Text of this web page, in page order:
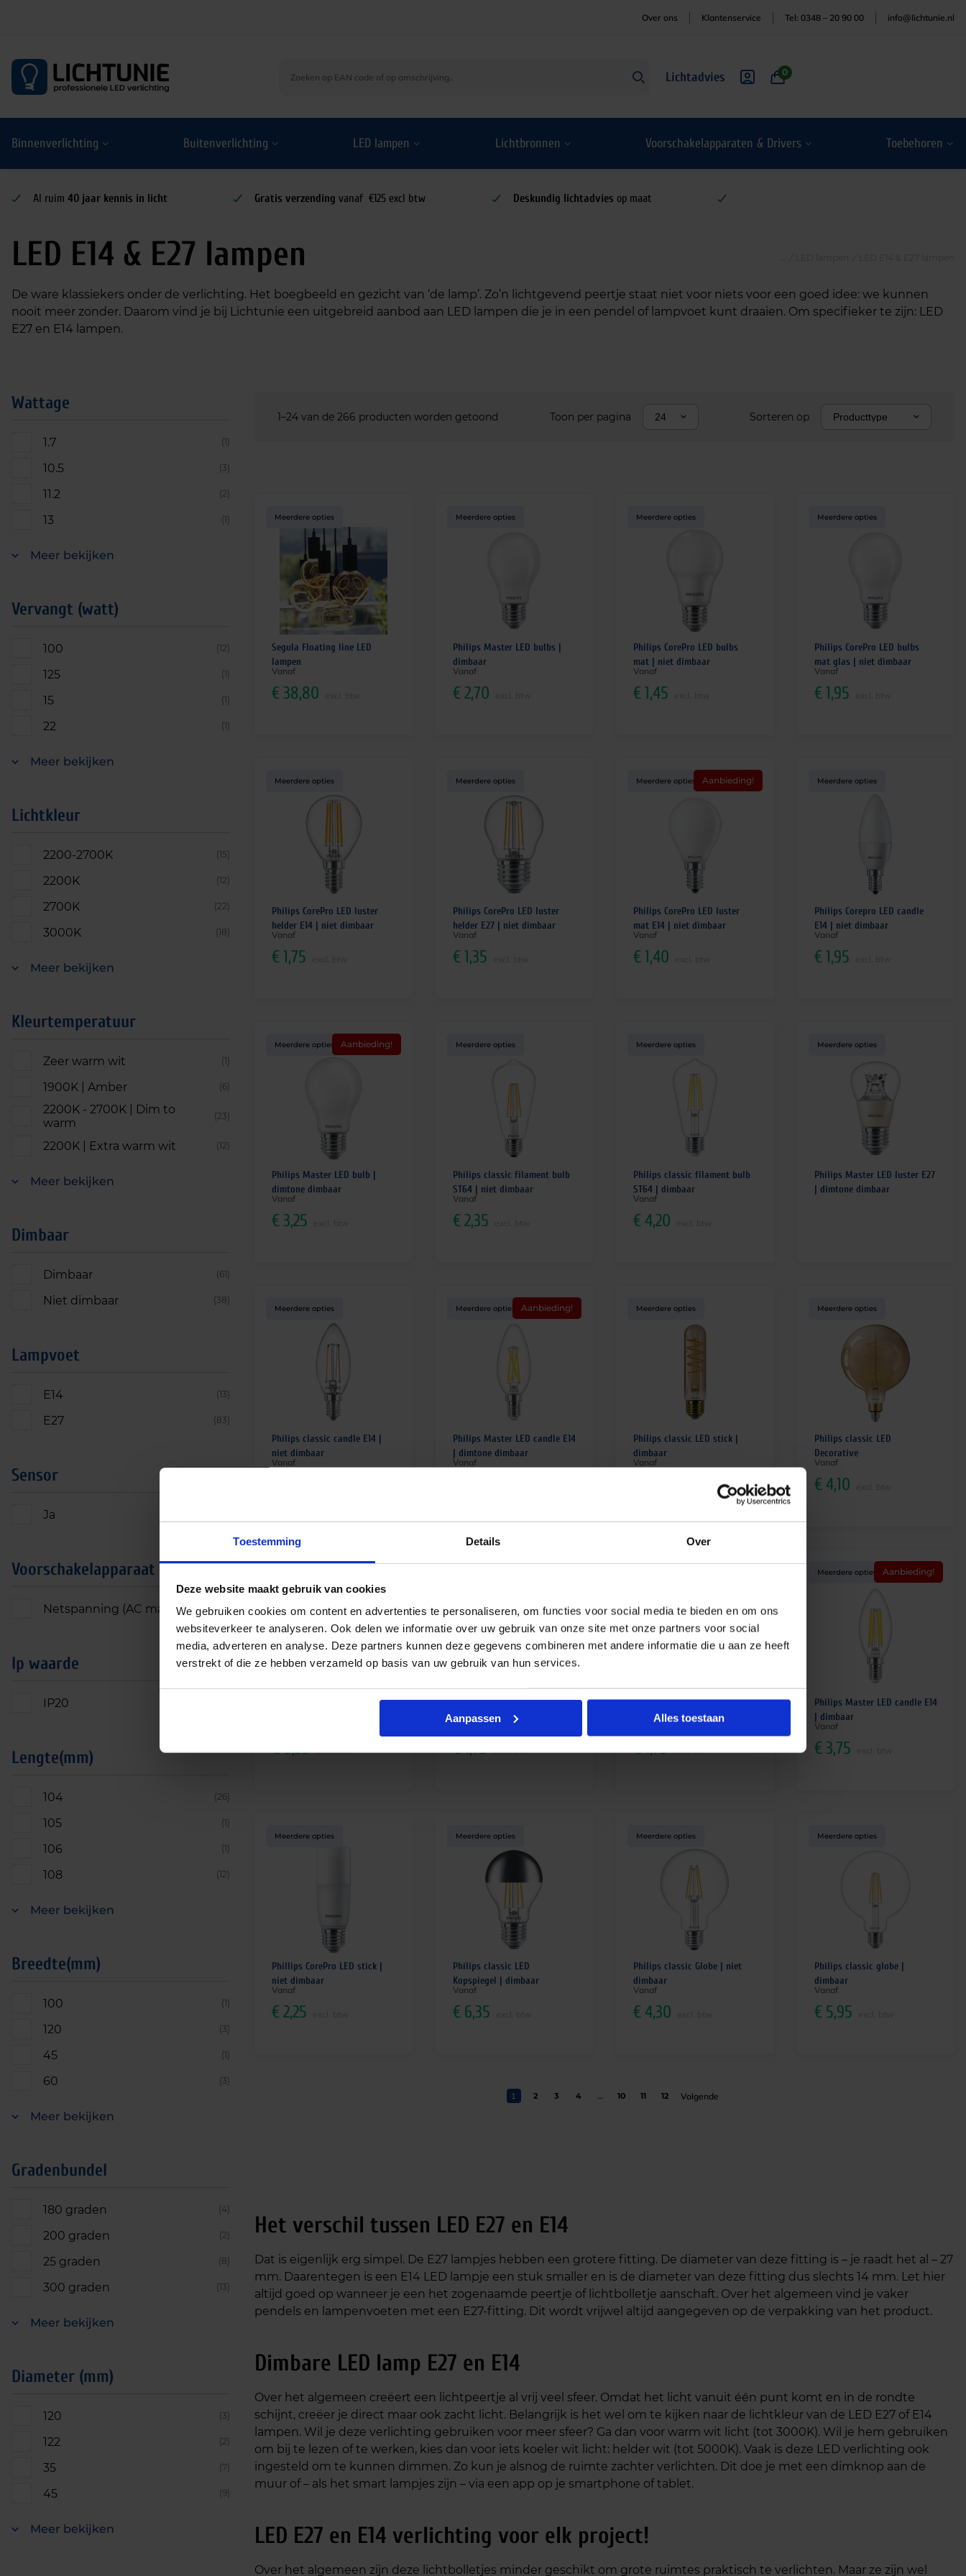
Toestemming Details Over
Deze website maakt gebruik van cookies
We gebruiken cookies om content en advertenties te personaliseren, om functies voor social media te bieden en om ons
websiteverkeer te analyseren. Ook delen we informatie over uw gebruik van onze site met onze partners voor social
media, adverteren en analyse. Deze partners kunnen deze gegevens combineren met andere informatie die u aan ze heeft
verstrekt of die ze hebben verzameld op basis van uw gebruik van hun services.
Aanpassen Alles toestaan
Over ons Klantenservice Tel: 0348 – 20 90 00 info@lichtunie.nl
Lichtadvies 0
Binnenverlichting Buitenverlichting LED lampen Lichtbronnen Voorschakelapparaten & Drivers Toebehoren
Al ruim 40 jaar kennis in licht Gratis verzending vanaf €125 excl btw Deskundig lichtadvies op maat
LED E14 & E27 lampen
De ware klassiekers onder de verlichting. Het boegbeeld en gezicht van ‘de lamp’. Zo’n lichtgevend peertje staat niet voor niets voor een goed idee: we kunnen
nooit meer zonder. Daarom vind je bij Lichtunie een uitgebreid aanbod aan LED lampen die je in een pendel of lampvoet kunt draaien. Om specifieker te zijn: LED
E27 en E14 lampen.
Wattage
1.7 (1)
10.5 (3)
11.2 (2)
13 (1)
Meer bekijken
Vervangt (watt)
100 (12)
125 (1)
15 (1)
22 (1)
Meer bekijken
Lichtkleur
2200-2700K (15)
2200K (12)
2700K (22)
3000K (18)
Meer bekijken
Kleurtemperatuur
Zeer warm wit (1)
1900K | Amber (6)
2200K - 2700K | Dim to
warm
(23)
2200K | Extra warm wit (12)
Meer bekijken
Dimbaar
Dimbaar (61)
Niet dimbaar (38)
Lampvoet
E14 (13)
E27 (83)
Sensor
Ja
Voorschakelapparaat
Netspanning (AC mains) (18)
Ip waarde
IP20
Lengte(mm)
104 (26)
105 (1)
106 (1)
108 (12)
Meer bekijken
Breedte(mm)
100 (1)
120 (3)
45 (1)
60 (3)
Meer bekijken
Gradenbundel
180 graden (4)
200 graden (2)
25 graden (8)
300 graden (13)
Meer bekijken
Diameter (mm)
120 (3)
122 (2)
35 (7)
45 (9)
Meer bekijken
1–24 van de 266 producten worden getoond Toon per pagina 24 Sorteren op Producttype
Meerdere opties
Segula Floating line LED
lampen
Vanaf
€38,80
Meerdere opties
Philips Master LED bulbs |
dimbaar
Vanaf
€ 2,70
Meerdere opties
Philips CorePro LED bulbs
mat | niet dimbaar
Vanaf
€1,45
Meerdere opties
Philips CorePro LED bulbs
mat glas | niet dimbaar
Vanaf
€ 1,95
Meerdere opties
Philips CorePro LED luster
helder E14 | niet dimbaar
Vanaf
€1,75
Meerdere opties
Philips CorePro LED luster
helder E27 | niet dimbaar
Vanaf
€ 1,35
Meerdere opties Aanbieding!
Philips CorePro LED luster
mat E14 | niet dimbaar
Vanaf
€1,40
Meerdere opties
Philips Corepro LED candle
E14 | niet dimbaar
Vanaf
€ 1,95
Meerdere opties Aanbieding!
Philips Master LED bulb |
dimtone dimbaar
Vanaf
€3,25
Meerdere opties
Philips classic filament bulb
ST64 | niet dimbaar
Vanaf
€ 2,35
Meerdere opties
Philips classic filament bulb
ST64 | dimbaar
Vanaf
€ 4,20
Meerdere opties
Philips Master LED luster E27
| dimtone dimbaar
Meerdere opties
Philips classic candle E14 |
niet dimbaar
Vanaf
Meerdere opties Aanbieding!
Philips Master LED candle E14
| dimtone dimbaar
Vanaf
Meerdere opties
Philips classic LED stick |
dimbaar
Vanaf
Meerdere opties
Philips classic LED
Decorative
Vanaf
€ 4,10
Philips Master LED spot PAR
€8,35 excl. btw
Philips CorePro LED bulbs
helder glas | niet dimbaar
Vanaf
€1,75 excl. btw
Philips classic filament luster
E14 | dimbaar
€1,75 excl. btw
Meerdere opties Aanbieding!
Philips Master LED candle E14
| dimbaar
Vanaf
€ 3,75
Meerdere opties
Phillips CorePro LED stick |
niet dimbaar
Vanaf
€2,25
Meerdere opties
Philips classic LED
Kopspiegel | dimbaar
Vanaf
€ 6,35
Meerdere opties
Philips classic Globe | niet
dimbaar
Vanaf
€ 4,30
Meerdere opties
Philips classic globe |
dimbaar
Vanaf
€ 5,95
1 2 3 4 … 10 11 12
Het verschil tussen LED E27 en E14
Dat is eigenlijk erg simpel. De E27 lampjes hebben een grotere fitting. De diameter van deze fitting is – je raadt het al – 27
mm. Daarentegen is een E14 LED lampje een stuk smaller en is de diameter van deze fitting dus slechts 14 mm. Let hier
altijd goed op wanneer je een het zogenaamde peertje of lichtbolletje aanschaft. Over het algemeen vind je vaker
pendels en lampenvoeten met een E27-fitting. Dit wordt vrijwel altijd aangegeven op de verpakking van het product.
Dimbare LED lamp E27 en E14
Over het algemeen creëert een lichtpeertje al vrij veel sfeer. Omdat het licht vanuit één punt komt en in de rondte
schijnt, creëer je direct maar ook zacht licht. Belangrijk is het wel om te kijken naar de lichtkleur van de LED E27 of E14
lampen. Wil je deze verlichting gebruiken voor meer sfeer? Ga dan voor warm wit licht (tot 3000K). Wil je hem gebruiken
om bij te lezen of te werken, kies dan voor iets koeler wit licht: helder wit (tot 5000K). Vaak is deze LED verlichting ook
ingesteld om te kunnen dimmen. Zo kun je alsnog de ruimte zachter verlichten. Dit doe je met een dimknop aan de
muur of – als het smart lampjes zijn – via een app op je smartphone of tablet.
LED E27 en E14 verlichting voor elk project!
Over het algemeen zijn deze lichtbolletjes minder geschikt om grote ruimtes praktisch te verlichten. Maar ze zijn wel